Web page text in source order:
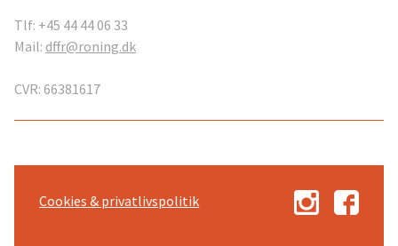
Tlf: +45 44 44 06 33
Mail: dffr@roning.dk
CVR: 66381617
Cookies & privatlivspolitik